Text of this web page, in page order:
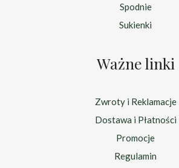
Spodnie
Sukienki
Ważne linki
Zwroty i Reklamacje
Dostawa i Płatności
Promocje
Regulamin